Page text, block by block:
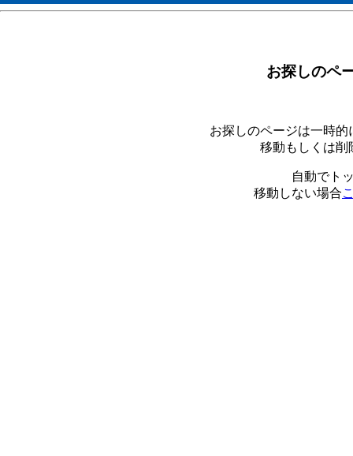
お探しのペ
お探しのページは一時
移動もしくは削
自動でト
移動しない場合